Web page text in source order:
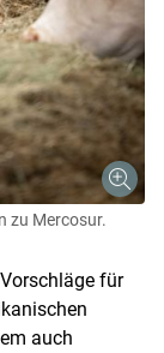
zu Mercosur.
für
auch